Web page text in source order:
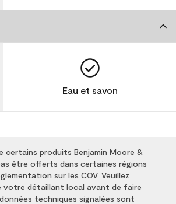
Eau et savon
certains produits Benjamin Moore &
être offerts dans certaines régions
sur les COV. Veuillez
votre détaillant local avant de faire
techniques signalées sont